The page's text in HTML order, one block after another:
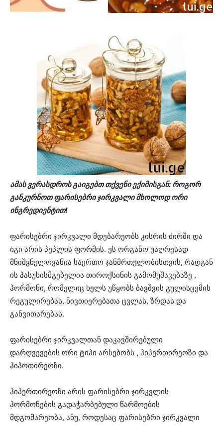
ამას ვერასდროს გაიგებთ თქვენი ექიმისგან: როგორ
განკურნოთ ფარისებრი ჯირკვალი მხოლოდ ორი
ინგრედიენტით!
ფარისებრი ჯირკვალი მდებარეობს კისრის ძირში და
იგი არის პეპლის ფორმის. ეს ორგანო უაღრესად
მნიშვნელოვანია საერთო ჯანმრთელობისთვის, რადგან
ის პასუხისმგებელია თიროქსინის გამომუშავებაზე ,
ჰორმონი, რომელიც ხელს უწყობს ბავშვის გულისცემის
რეგულირებას, ნივთიერებათა ცვლას, ზრდას და
განვითარებას.
ფარისებრი ჯირკვალთან დაკავშირებული
დარღვევების ორი ტიპი არსებობს , ჰიპერთირეოზი და
ჰიპოთირეოზი.
ჰიპერთირეოზი არის ფარისებრი ჯირკვლის
ჰორმონების გადაჭარბებული წარმოების
მდგომარეობა, ანუ, როდესაც ფარისებრი ჯირკვალი